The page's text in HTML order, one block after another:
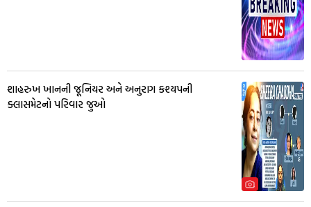
શાહરુખ ખાનની જૂનિયર અને અનુરાગ કશ્યપની
ક્લાસમેટનો પરિવાર જુઓ